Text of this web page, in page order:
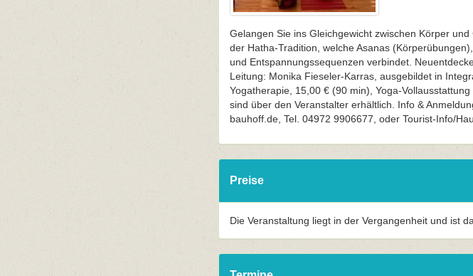
Gelangen Sie ins Gleichgewicht zwischen Körper
der Hatha-Tradition, welche Asanas
und Entspannungssequenzen verbindet.
Leitung: Monika Fieseler-Karras, ausgebildet in
Yogatherapie, 15,00 € (90 min), Yoga-
sind über den Veranstalter erhältlich. Info &
bauhoff.de, Tel. 04972 9906677, oder Tourist-Info/
Preise
Die Veranstaltung liegt in der Vergangenheit und ist